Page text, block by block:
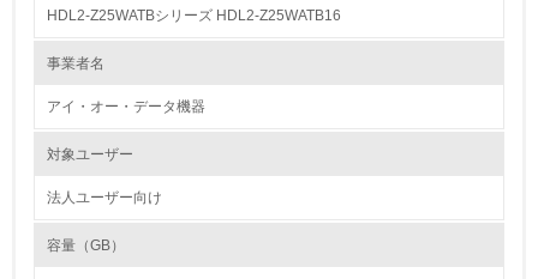
HDL2-Z25WATBシリーズ HDL2-Z25WATB16
事業者名
アイ・オー・データ機器
対象ユーザー
法人ユーザー向け
容量（GB）